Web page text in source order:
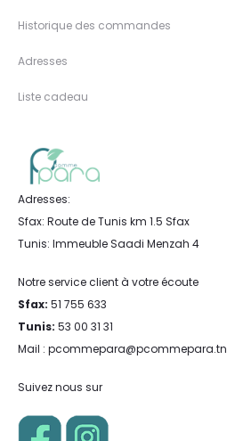
Historique des commandes
Adresses
Liste cadeau
Adresses:
Sfax: Route de Tunis km 1.5 Sfax
Tunis: Immeuble Saadi Menzah 4
Notre service client à votre écoute
Sfax: 51 755 633
Tunis: 53 00 31 31
Mail : pcommepara@pcommepara.tn
Suivez nous sur